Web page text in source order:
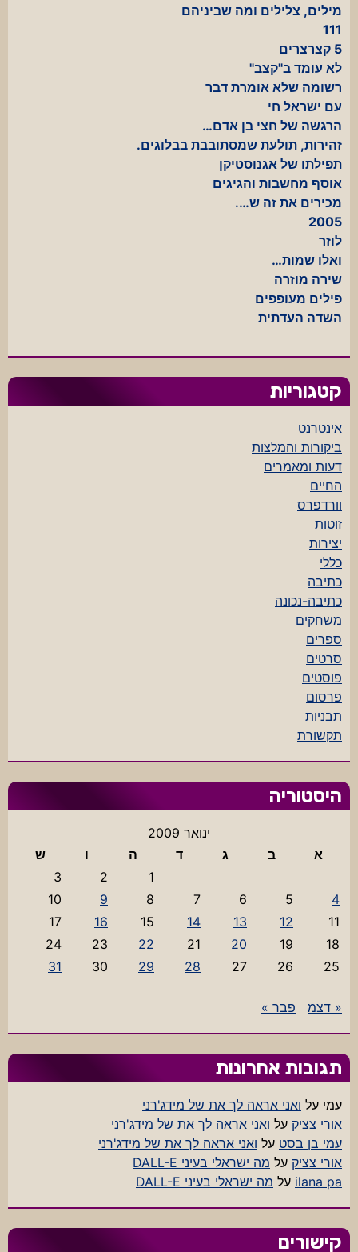
מילים, צלילים ומה שביניהם
111
5 קצרצרים
לא עומד ב"קצב"
רשומה שלא אומרת דבר
עם ישראל חי
הרגשה של חצי בן אדם…
זהירות, תולעת שמסתובבת בבלוגים.
תפילתו של אגנוסטיקן
אוסף מחשבות והגיגים
מכירים את זה ש….
2005
לוזר
ואלו שמות…
שירה מוזרה
פילים מעופפים
השדה העדתית
קטגוריות
אינטרנט
ביקורות והמלצות
דעות ומאמרים
החיים
וורדפרס
זוטות
יצירות
כללי
כתיבה
כתיבה-נכונה
משחקים
ספרים
סרטים
פוסטים
פרסום
תבניות
תקשורת
היסטוריה
ינואר 2009
א
ב ג ד ה ו
ש
1
2
3
4
5
6
7
8
9
10
11
12
13
14
15
16
17
18
19
20
21
22
23
24
25
26
27
28
29
30
31
« דצמ פבר »
תגובות אחרונות
עמי על ואני אראה לך את של מידג'רני
אורי צציק על ואני אראה לך את של מידג'רני
עמי בן בסט על ואני אראה לך את של מידג'רני
אורי צציק על מה ישראלי בעיני DALL-E
ilana pa על מה ישראלי בעיני DALL-E
קישורים